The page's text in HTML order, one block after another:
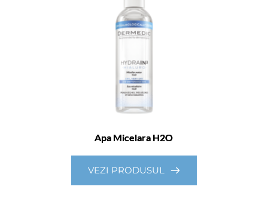
Apa Micelara H2O
VEZI PRODUSUL